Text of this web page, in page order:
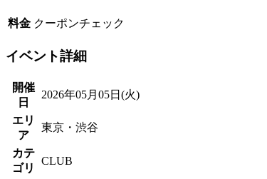
料金 クーポンチェック
イベント詳細
開催
日
2026年05月05日(火)
エリ
ア
東京・渋谷
カテ
ゴリ
CLUB